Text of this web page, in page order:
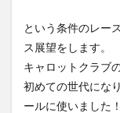
という条件のレー
ス展望をします。
キャロットクラブ
初めての世代にな
ールに使いました！